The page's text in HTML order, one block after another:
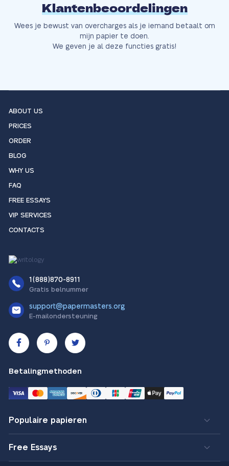
Klantenbeoordelingen
Wees je bewust van overcharges als je iemand betaalt om
mijn papier te doen.
We geven je al deze functies gratis!
ABOUT US
PRICES
ORDER
BLOG
WHY US
FAQ
FREE ESSAYS
VIP SERVICES
CONTACTS
1(888)870-8911
Gratis belnummer
support@papermasters.org
E-mailondersteuning
Betalingmethoden
Populaire papieren
Free Essays